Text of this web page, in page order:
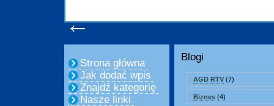
←
Strona główna
Jak dodać wpis
Znajdź kategorię
Nasze linki
Blogi
AGD RTV (7)
Biznes (4)